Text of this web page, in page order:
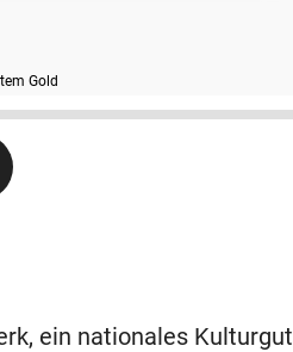
Gold
ein nationales Kulturgut